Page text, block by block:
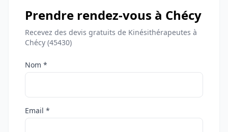
Prendre rendez-vous à Chécy
Recevez des devis gratuits de Kinésithérapeutes à
Chécy (45430)
Nom *
Email *